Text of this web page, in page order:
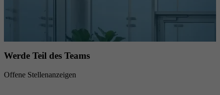
Werde Teil des Teams
Offene Stellenanzeigen